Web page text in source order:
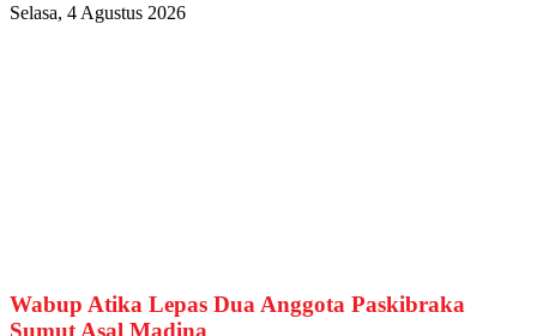
Selasa, 4 Agustus 2026
Wabup Atika Lepas Dua Anggota Paskibraka
Sumut Asal Madina